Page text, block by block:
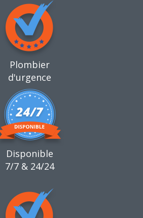
Plombier
d'urgence
Disponible
7/7 & 24/24